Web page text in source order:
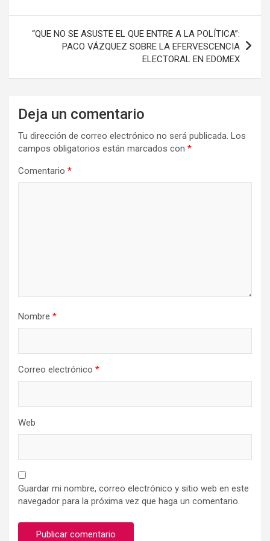
“QUE NO SE ASUSTE EL QUE ENTRE A LA POLÍTICA”:
PACO VÁZQUEZ SOBRE LA EFERVESCENCIA
ELECTORAL EN EDOMEX
Deja un comentario
Tu dirección de correo electrónico no será publicada. Los
campos obligatorios están marcados con *
Comentario *
Nombre *
Correo electrónico *
Web
Guardar mi nombre, correo electrónico y sitio web en este
navegador para la próxima vez que haga un comentario.